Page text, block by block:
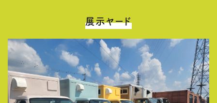
展示ヤード